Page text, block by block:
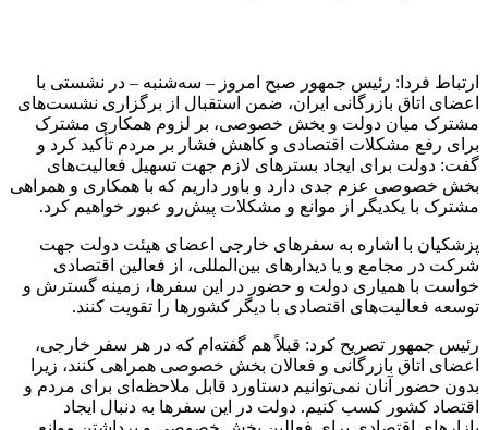
ارتباط فردا: رئیس جمهور صبح امروز – سه‌شنبه – در نشستی با
اعضای اتاق بازرگانی ایران، ضمن استقبال از برگزاری نشست‌های
مشترک میان دولت و بخش خصوصی، بر لزوم همکاری مشترک
برای رفع مشکلات اقتصادی و کاهش فشار بر مردم تأکید کرد و
گفت: دولت برای ایجاد بسترهای لازم جهت تسهیل فعالیت‌های
بخش خصوصی عزم جدی دارد و باور داریم که با همکاری و همراهی
مشترک با یکدیگر از موانع و مشکلات پیش‌رو عبور خواهیم کرد.
پزشکیان با اشاره به سفرهای خارجی اعضای هیئت دولت جهت
شرکت در مجامع و یا دیدارهای بین‌المللی، از فعالین اقتصادی
خواست با همیاری دولت و حضور در این سفرها، زمینه گسترش و
توسعه فعالیت‌های اقتصادی با دیگر کشورها را تقویت کنند.
رئیس جمهور تصریح کرد: قبلاً هم گفته‌ام که در هر سفر خارجی،
اعضای اتاق بازرگانی و فعالان بخش خصوصی همراهی کنند، زیرا
بدون حضور آنان نمی‌توانیم دستاورد قابل ملاحظه‌ای برای مردم و
اقتصاد کشور کسب کنیم. دولت در این سفرها به دنبال ایجاد